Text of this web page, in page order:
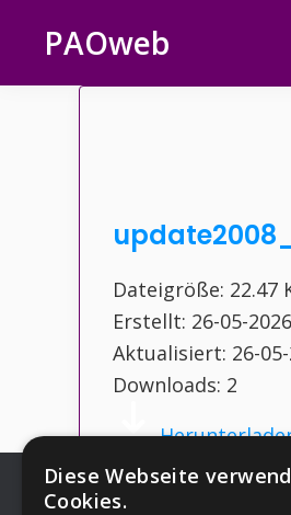
Hauptnavigation
springen
Inhalt
springen
Seitenspalte
springen
Fußzeile
springen
PAOweb
Dateigröße: 22.47
Erstellt: 26-05-2026
Aktualisiert: 26-
Downloads: 2
Diese Webseite
Cookies.